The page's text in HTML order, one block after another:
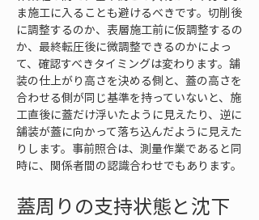
ま施工に入ることも避けるべきです。切削後
に調整するのか、表層施工前に仮調整するの
か、最終転圧後に微調整できるのかによっ
て、確認すべきタイミングは変わります。舗
装の仕上がり高さを決める側と、蓋の高さを
合わせる側が同じ基準を持っていないと、施
工直後に蓋だけ浮いたように見えたり、逆に
舗装が蓋に向かって落ち込んだように見えた
りします。事前照合は、測量作業であると同
時に、関係者間の認識合わせでもあります。
蓋周りの支持状態と沈下